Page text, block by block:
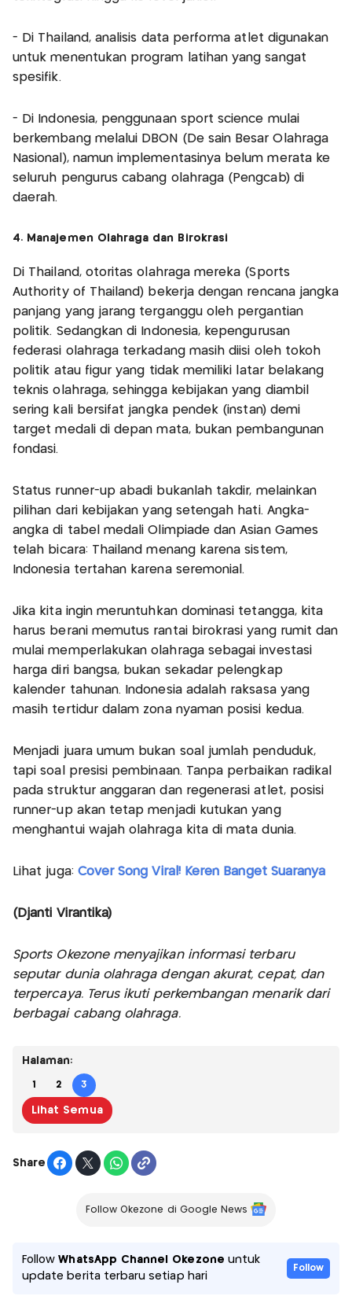
- Di Thailand, analisis data performa atlet digunakan
untuk menentukan program latihan yang sangat
spesifik.
- Di Indonesia, penggunaan sport science mulai
berkembang melalui DBON (De sain Besar Olahraga
Nasional), namun implementasinya belum merata ke
seluruh pengurus cabang olahraga (Pengcab) di
daerah.
4. Manajemen Olahraga dan Birokrasi
Di Thailand, otoritas olahraga mereka (Sports
Authority of Thailand) bekerja dengan rencana jangka
panjang yang jarang terganggu oleh pergantian
politik. Sedangkan di Indonesia, kepengurusan
federasi olahraga terkadang masih diisi oleh tokoh
politik atau figur yang tidak memiliki latar belakang
teknis olahraga, sehingga kebijakan yang diambil
sering kali bersifat jangka pendek (instan) demi
target medali di depan mata, bukan pembangunan
fondasi.
Status runner-up abadi bukanlah takdir, melainkan
pilihan dari kebijakan yang setengah hati. Angka-
angka di tabel medali Olimpiade dan Asian Games
telah bicara: Thailand menang karena sistem,
Indonesia tertahan karena seremonial.
Jika kita ingin meruntuhkan dominasi tetangga, kita
harus berani memutus rantai birokrasi yang rumit dan
mulai memperlakukan olahraga sebagai investasi
harga diri bangsa, bukan sekadar pelengkap
kalender tahunan. Indonesia adalah raksasa yang
masih tertidur dalam zona nyaman posisi kedua.
Menjadi juara umum bukan soal jumlah penduduk,
tapi soal presisi pembinaan. Tanpa perbaikan radikal
pada struktur anggaran dan regenerasi atlet, posisi
runner-up akan tetap menjadi kutukan yang
menghantui wajah olahraga kita di mata dunia.
Lihat juga: Cover Song Viral! Keren Banget Suaranya
(Djanti Virantika)
Sports Okezone menyajikan informasi terbaru
seputar dunia olahraga dengan akurat, cepat, dan
terpercaya. Terus ikuti perkembangan menarik dari
berbagai cabang olahraga.
Halaman:
1 2 3
Lihat Semua
Share
Follow Okezone di Google News
FollowWhatsApp Channel Okezone untuk
update berita terbaru setiap hari
Follow